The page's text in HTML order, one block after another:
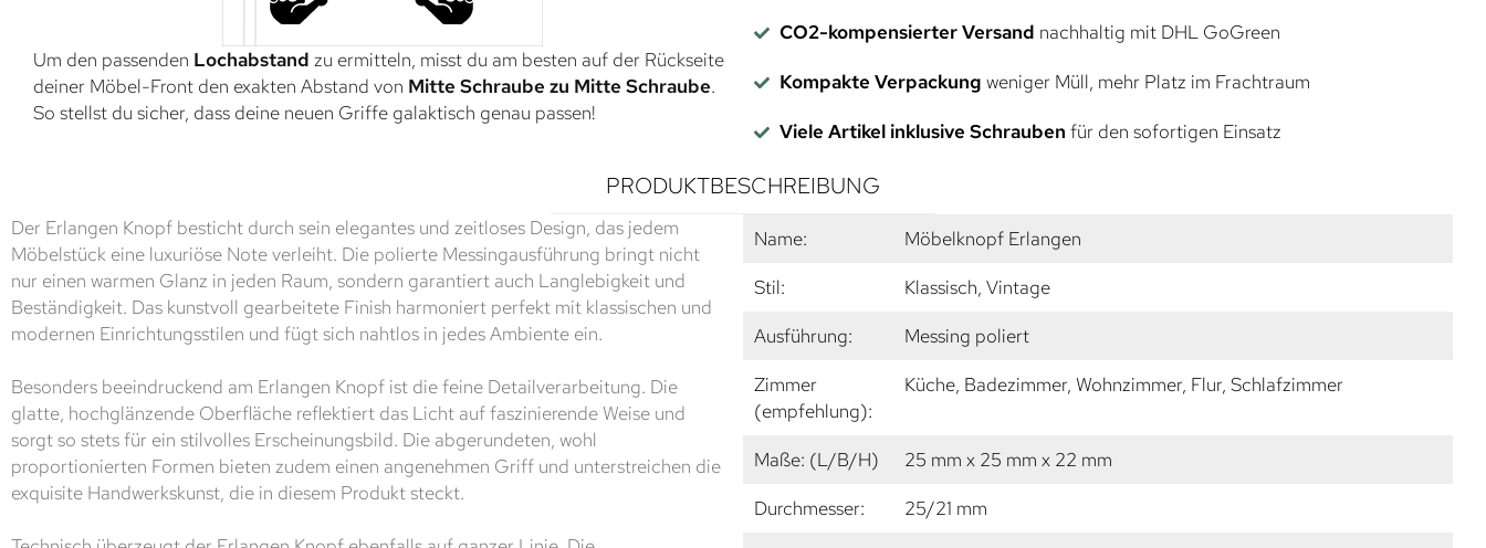
Um den passenden Lochabstand zu ermitteln, misst du am besten auf der Rückseite
deiner Möbel-Front den exakten Abstand von Mitte Schraube zu Mitte Schraube.
So stellst du sicher, dass deine neuen Griffe galaktisch genau passen!
CO2-kompensierter Versand nachhaltig mit DHL GoGreen
Kompakte Verpackung weniger Müll, mehr Platz im Frachtraum
Viele Artikel inklusive Schrauben für den sofortigen Einsatz
PRODUKTBESCHREIBUNG
Der Erlangen Knopf besticht durch sein elegantes und zeitloses Design, das jedem
Möbelstück eine luxuriöse Note verleiht. Die polierte Messingausführung bringt nicht
nur einen warmen Glanz in jeden Raum, sondern garantiert auch Langlebigkeit und
Beständigkeit. Das kunstvoll gearbeitete Finish harmoniert perfekt mit klassischen und
modernen Einrichtungsstilen und fügt sich nahtlos in jedes Ambiente ein.
Besonders beeindruckend am Erlangen Knopf ist die feine Detailverarbeitung. Die
glatte, hochglänzende Oberfläche reflektiert das Licht auf faszinierende Weise und
sorgt so stets für ein stilvolles Erscheinungsbild. Die abgerundeten, wohl
proportionierten Formen bieten zudem einen angenehmen Griff und unterstreichen die
exquisite Handwerkskunst, die in diesem Produkt steckt.
Name:
Möbelknopf Erlangen
Stil:
Klassisch, Vintage
Ausführung:
Messing poliert
Zimmer
(empfehlung):
Küche, Badezimmer, Wohnzimmer, Flur, Schlafzimmer
Maße: (L/B/H)
25 mm x 25 mm x 22 mm
Durchmesser:
25/21 mm